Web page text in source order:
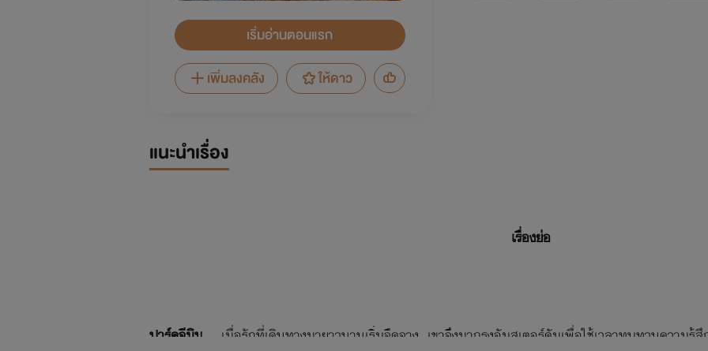
เริ่มอ่านตอนแรก
เพิ่มลงคลัง
ให้ดาว
แนะนำเรื่อง
เรื่องย่อ
ปาร์คจีมิน เมื่อรักที่เดินทางมายาวนานเริ่มจืดจาง เขาจึงมากรุงอัมสเตอร์ดัมเพื่อใช้เวลาทบทวนความ